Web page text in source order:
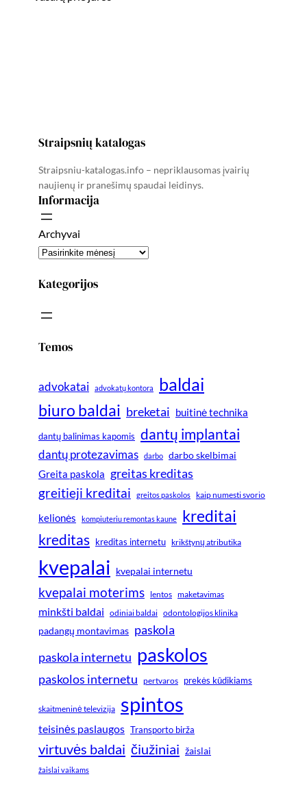
Straipsnių katalogas
Straipsniu-katalogas.info – nepriklausomas įvairių
naujienų ir pranešimų spaudai leidinys.
Informacija
Archyvai
Kategorijos
Temos
advokatai advokatų kontora baldai
biuro baldai breketai buitinė technika
dantų balinimas kapomis dantų implantai
dantų protezavimas darbo darbo skelbimai
Greita paskola greitas kreditas
greitieji kreditai greitos paskolos kaip numesti svorio
kelionės kompiuteriu remontas kaune kreditai
kreditas kreditas internetu krikštynų atributika
kvepalai kvepalai internetu
kvepalai moterims lentos maketavimas
minkšti baldai odiniai baldai odontologijos klinika
padangų montavimas paskola
paskola internetu paskolos
paskolos internetu pertvaros prekės kūdikiams
skaitmeninė televizija spintos
teisinės paslaugos Transporto birža
virtuvės baldai čiužiniai žaislai
žaislai vaikams